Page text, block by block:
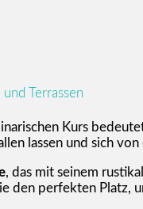
Terrassen
Kurs
lassen und sich
, das mit seinem
den perfekten Platz,